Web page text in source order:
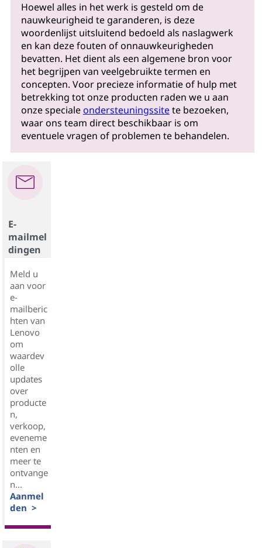
Hoewel alles in het werk is gesteld om de
nauwkeurigheid te garanderen, is deze
woordenlijst uitsluitend bedoeld als naslagwerk
en kan deze fouten of onnauwkeurigheden
bevatten. Het dient als een algemene bron voor
het begrijpen van veelgebruikte termen en
concepten. Voor precieze informatie of hulp met
betrekking tot onze producten raden we u aan
onze specialeondersteuningssitete bezoeken,
waar ons team direct beschikbaar is om
eventuele vragen of problemen te behandelen.
E-
mailmel
dingen
Meld u
aan voor
e-
mailberic
hten van
Lenovo
om
waardev
olle
updates
over
producte
n,
verkoop,
eveneme
nten en
meer te
ontvange
n...
Aanmel
den >